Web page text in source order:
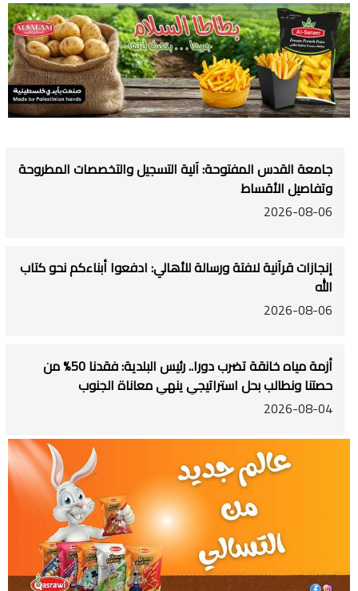
جامعة القدس المفتوحة: آلية التسجيل والتخصصات المطروحة
وتفاصيل الأقساط
2026-08-06
إنجازات قرآنية لافتة ورسالة للأهالي: ادفعوا أبناءكم نحو كتاب
الله
2026-08-06
أزمة مياه خانقة تضرب دورا.. رئيس البلدية: فقدنا 50% من
حصتنا ونطالب بحل استراتيجي ينهي معاناة الجنوب
2026-08-04